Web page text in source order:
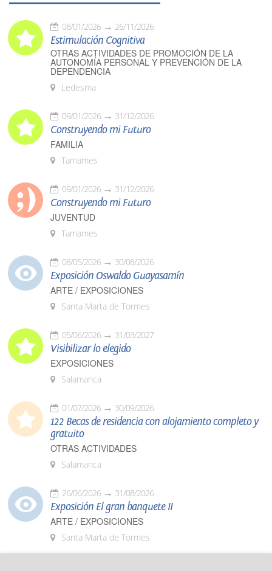
08/01/2026 26/11/2026
Estimulación Cognitiva
OTRAS ACTIVIDADES DE PROMOCIÓN DE LA
AUTONOMÍA PERSONAL Y PREVENCIÓN DE LA
DEPENDENCIA
Ledesma
09/01/2026 31/12/2026
Construyendo mi Futuro
FAMILIA
Tamames
09/01/2026 31/12/2026
Construyendo mi Futuro
JUVENTUD
Tamames
08/05/2026 30/08/2026
Exposición Oswaldo Guayasamín
ARTE / EXPOSICIONES
Santa Marta de Tormes
05/06/2026 31/03/2027
Visibilizar lo elegido
EXPOSICIONES
Salamanca
01/07/2026 30/09/2026
122 Becas de residencia con alojamiento completo y
gratuito
OTRAS ACTIVIDADES
Salamanca
26/06/2026 31/08/2026
Exposición El gran banquete II
ARTE / EXPOSICIONES
Santa Marta de Tormes